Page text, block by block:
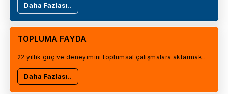
Daha Fazlası..
TOPLUMA FAYDA
22 yıllık güç ve deneyimini toplumsal çalışmalara aktarmak..
Daha Fazlası..